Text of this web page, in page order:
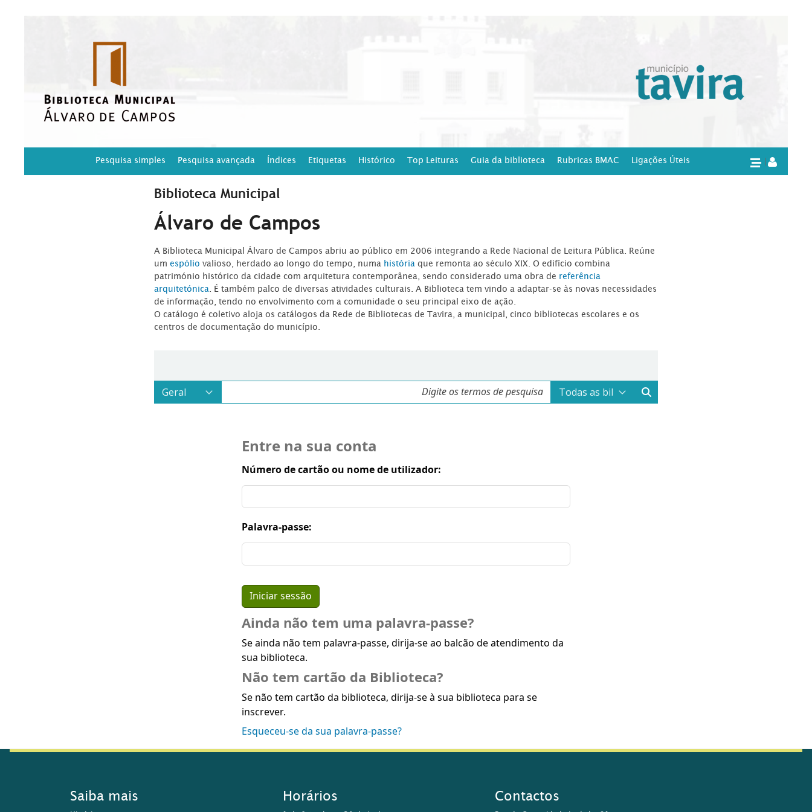
Pesquisa simples Pesquisa avançada Índices Etiquetas Histórico Top Leituras Guia da biblioteca Rubricas BMAC Ligações Úteis
Biblioteca Municipal
Álvaro de Campos
A Biblioteca Municipal Álvaro de Campos abriu ao público em 2006 integrando a Rede Nacional de Leitura Pública. Reúne
um espólio valioso, herdado ao longo do tempo, numa história que remonta ao século XIX. O edifício combina
património histórico da cidade com arquitetura contemporânea, sendo considerado uma obra de referência
arquitetónica . É também palco de diversas atividades culturais. A Biblioteca tem vindo a adaptar-se às novas necessidades
de informação, tendo no envolvimento com a comunidade o seu principal eixo de ação.
O catálogo é coletivo aloja os catálogos da Rede de Bibliotecas de Tavira, a municipal, cinco bibliotecas escolares e os
centros de documentação do município.
Entre na sua conta
Número de cartão ou nome de utilizador:
Palavra-passe:
Ainda não tem uma palavra-passe?
Se ainda não tem palavra-passe, dirija-se ao balcão de atendimento da
sua biblioteca.
Não tem cartão da Biblioteca?
Se não tem cartão da biblioteca, dirija-se à sua biblioteca para se
inscrever.
Esqueceu-se da sua palavra-passe?
Saiba mais Horários Contactos